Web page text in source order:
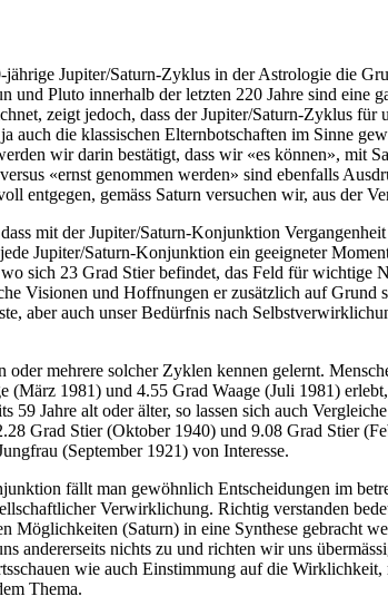
jährige Jupiter/Saturn-Zyklus in der Astrologie die
und Pluto innerhalb der letzten 220 Jahre sind eine
zeigt jedoch, dass der Jupiter/Saturn-Zyklus
auch die klassischen Elternbotschaften im Sinne
wir darin bestätigt, dass wir «es können», mit
«ernst genommen werden» sind ebenfalls
entgegen, gemäss Saturn versuchen wir, aus der
mit der Jupiter/Saturn-Konjunktion
Jupiter/Saturn-Konjunktion ein geeigneter
sich 23 Grad Stier befindet, das Feld für
Visionen und Hoffnungen er zusätzlich auf
aber auch unser Bedürfnis nach
oder mehrere solcher Zyklen kennen gelernt.
(März 1981) und 4.55 Grad Waage (Juli 1981)
59 Jahre alt oder älter, so lassen sich auch
Grad Stier (Oktober 1940) und 9.08 Grad Stier
(September 1921) von Interesse.
fällt man gewöhnlich Entscheidungen im
Verwirklichung. Richtig verstanden
Möglichkeiten (Saturn) in eine Synthese gebracht
andererseits nichts zu und richten wir uns
wie auch Einstimmung auf die
Thema.